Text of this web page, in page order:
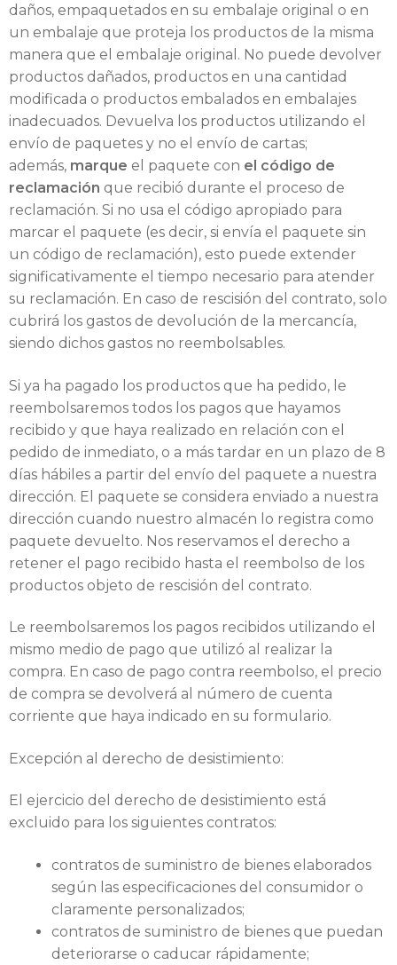
daños, empaquetados en su embalaje original o en
un embalaje que proteja los productos de la misma
manera que el embalaje original. No puede devolver
productos dañados, productos en una cantidad
modificada o productos embalados en embalajes
inadecuados. Devuelva los productos utilizando el
envío de paquetes y no el envío de cartas;
además, marque el paquete con el código de
reclamación que recibió durante el proceso de
reclamación. Si no usa el código apropiado para
marcar el paquete (es decir, si envía el paquete sin
un código de reclamación), esto puede extender
significativamente el tiempo necesario para atender
su reclamación. En caso de rescisión del contrato, solo
cubrirá los gastos de devolución de la mercancía,
siendo dichos gastos no reembolsables.
Si ya ha pagado los productos que ha pedido, le
reembolsaremos todos los pagos que hayamos
recibido y que haya realizado en relación con el
pedido de inmediato, o a más tardar en un plazo de 8
días hábiles a partir del envío del paquete a nuestra
dirección. El paquete se considera enviado a nuestra
dirección cuando nuestro almacén lo registra como
paquete devuelto. Nos reservamos el derecho a
retener el pago recibido hasta el reembolso de los
productos objeto de rescisión del contrato.
Le reembolsaremos los pagos recibidos utilizando el
mismo medio de pago que utilizó al realizar la
compra. En caso de pago contra reembolso, el precio
de compra se devolverá al número de cuenta
corriente que haya indicado en su formulario.
Excepción al derecho de desistimiento:
El ejercicio del derecho de desistimiento está
excluido para los siguientes contratos:
contratos de suministro de bienes elaborados
según las especificaciones del consumidor o
claramente personalizados;
contratos de suministro de bienes que puedan
deteriorarse o caducar rápidamente;